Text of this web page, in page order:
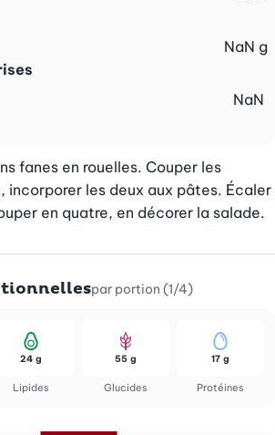
NaN g
NaN
fanes en rouelles. Couper les
incorporer les deux aux pâtes. Écaler
en quatre, en décorer la salade.
par portion (1/4)
Lipides
24 g
Glucides
55 g
Protéines
17 g